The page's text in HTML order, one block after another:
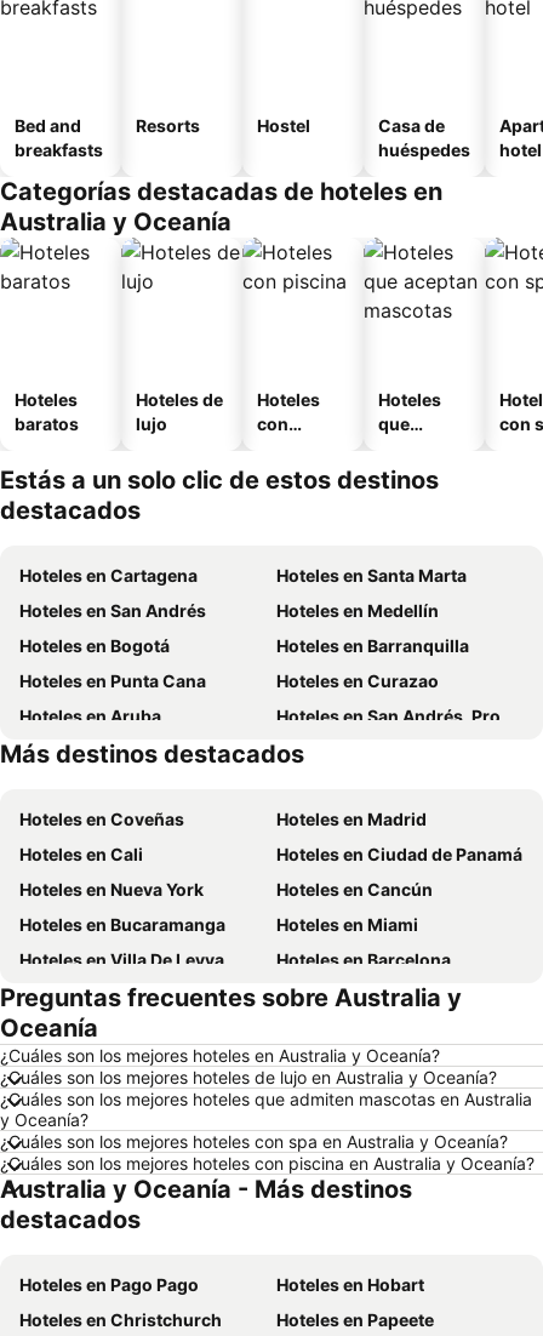
Bed and
breakfasts
Resorts Hostel
Casa de
huéspedes
hotel
Categorías destacadas de hoteles en
Australia y Oceanía
Hoteles
baratos
Hoteles de
lujo
Hoteles
con
Hoteles
que
mascotas
con
Estás a un solo clic de estos destinos
destacados
Hoteles en Cartagena
Hoteles en Santa Marta
Hoteles en San Andrés
Hoteles en Medellín
Hoteles en Bogotá
Hoteles en Barranquilla
Hoteles en Punta Cana
Hoteles en Curazao
Hoteles en Aruba
Hoteles en San Andrés, Providencia and Santa Catalina
Hoteles en Cundinamarca
Hoteles en Panamá
Más destinos destacados
Hoteles en Coveñas
Hoteles en Madrid
Hoteles en Cali
Hoteles en Ciudad de Panamá
Hoteles en Nueva York
Hoteles en Cancún
Hoteles en Bucaramanga
Hoteles en Miami
Hoteles en Villa De Leyva
Hoteles en Barcelona
Hoteles en Melgar
Hoteles en París
Hoteles en Roma
Hoteles en Pereira
Hoteles en Orlando
Hoteles en Villavicencio
Hoteles en Río de Janeiro
Hoteles en Girardot
Hoteles en República Dominicana
Hoteles en Santiago de Chile
Hoteles en Madrid
Hoteles en Los Cabos
Hoteles en Colombia
Hoteles en Risaralda
Hoteles en EE. UU.
Hoteles en Quindío
Hoteles en Argentina
Preguntas frecuentes sobre Australia y
Oceanía
¿Cuáles son los mejores hoteles en Australia y Oceanía?
¿Cuáles son los mejores hoteles de lujo en Australia y Oceanía?
¿Cuáles son los mejores hoteles que admiten mascotas en Australia
y Oceanía?
¿Cuáles son los mejores hoteles con spa en Australia y Oceanía?
¿Cuáles son los mejores hoteles con piscina en Australia y Oceanía?
Australia y Oceanía - Más destinos
destacados
Hoteles en Pago Pago
Hoteles en Hobart
Hoteles en Christchurch
Hoteles en Papeete